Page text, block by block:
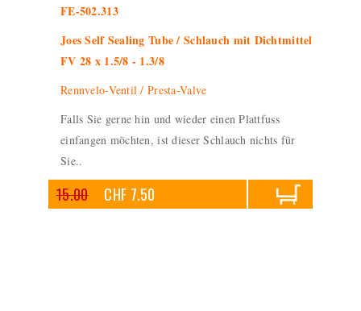
FE-502.313
Joes Self Sealing Tube / Schlauch mit Dichtmittel
FV 28 x 1.5/8 - 1.3/8
Rennvelo-Ventil / Presta-Valve
Falls Sie gerne hin und wieder einen Plattfuss
einfangen möchten, ist dieser Schlauch nichts für
Sie..
15.00 CHF 7.50